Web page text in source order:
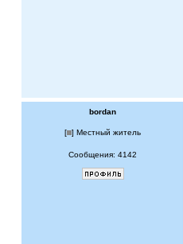
bordan
[ ] Местный житель
Сообщения: 4142